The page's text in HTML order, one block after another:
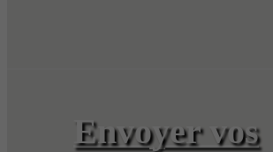
Envoyer vos